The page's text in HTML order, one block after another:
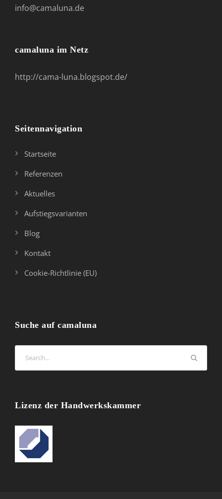
info@camaluna.de
camaluna im Netz
http://cama-luna.blogspot.de/
Seitennavigation
Startseite
Referenzen
Aktuelles
Aufstiegsvarianten
Blog
Kontakt
Cookie-Richtlinie (EU)
Suche auf camaluna
Lizenz der Handwerkskammer